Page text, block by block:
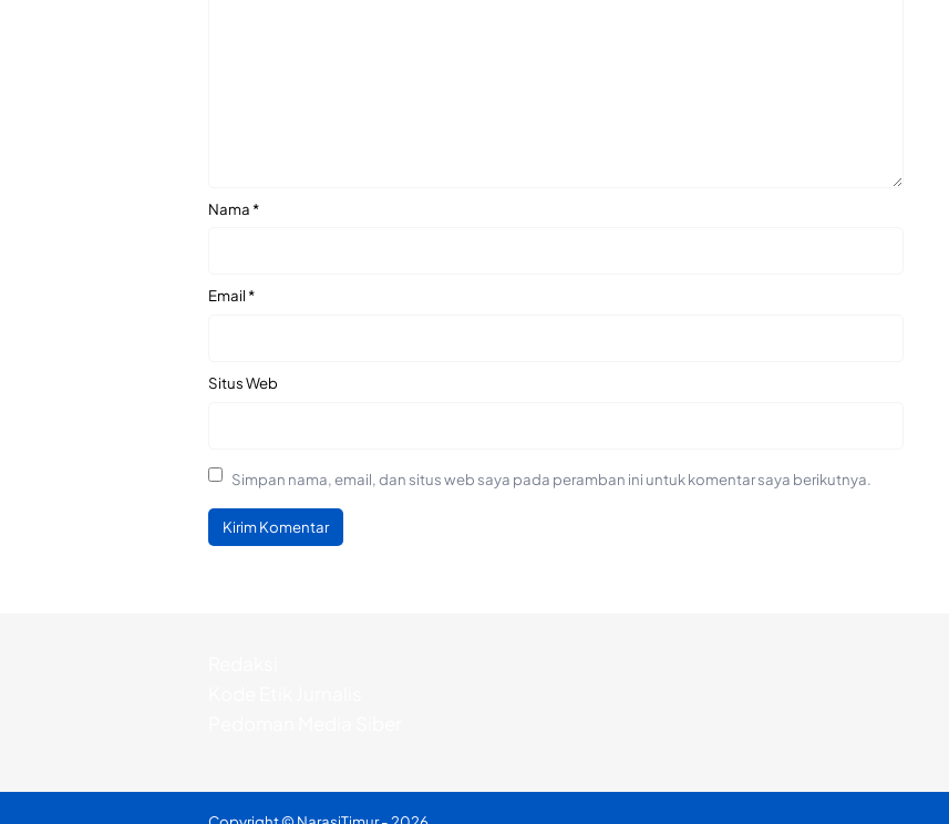
Nama*
Email*
Situs Web
Simpan nama, email, dan situs web saya pada peramban ini untuk komentar saya berikutnya.